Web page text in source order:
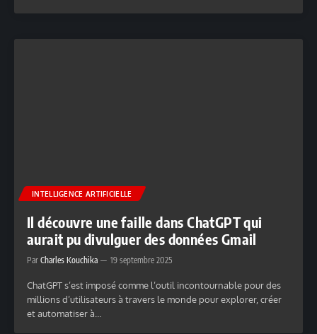
INTELLIGENCE ARTIFICIELLE
Il découvre une faille dans ChatGPT qui
aurait pu divulguer des données Gmail
Par Charles Kouchika 19 septembre 2025
ChatGPT s’est imposé comme l’outil incontournable pour des
millions d’utilisateurs à travers le monde pour explorer, créer
et automatiser à…